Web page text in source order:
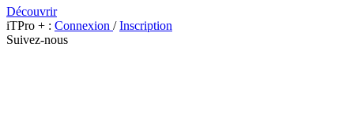
Découvrir
iTPro + : Connexion /Inscription
Suivez-nous